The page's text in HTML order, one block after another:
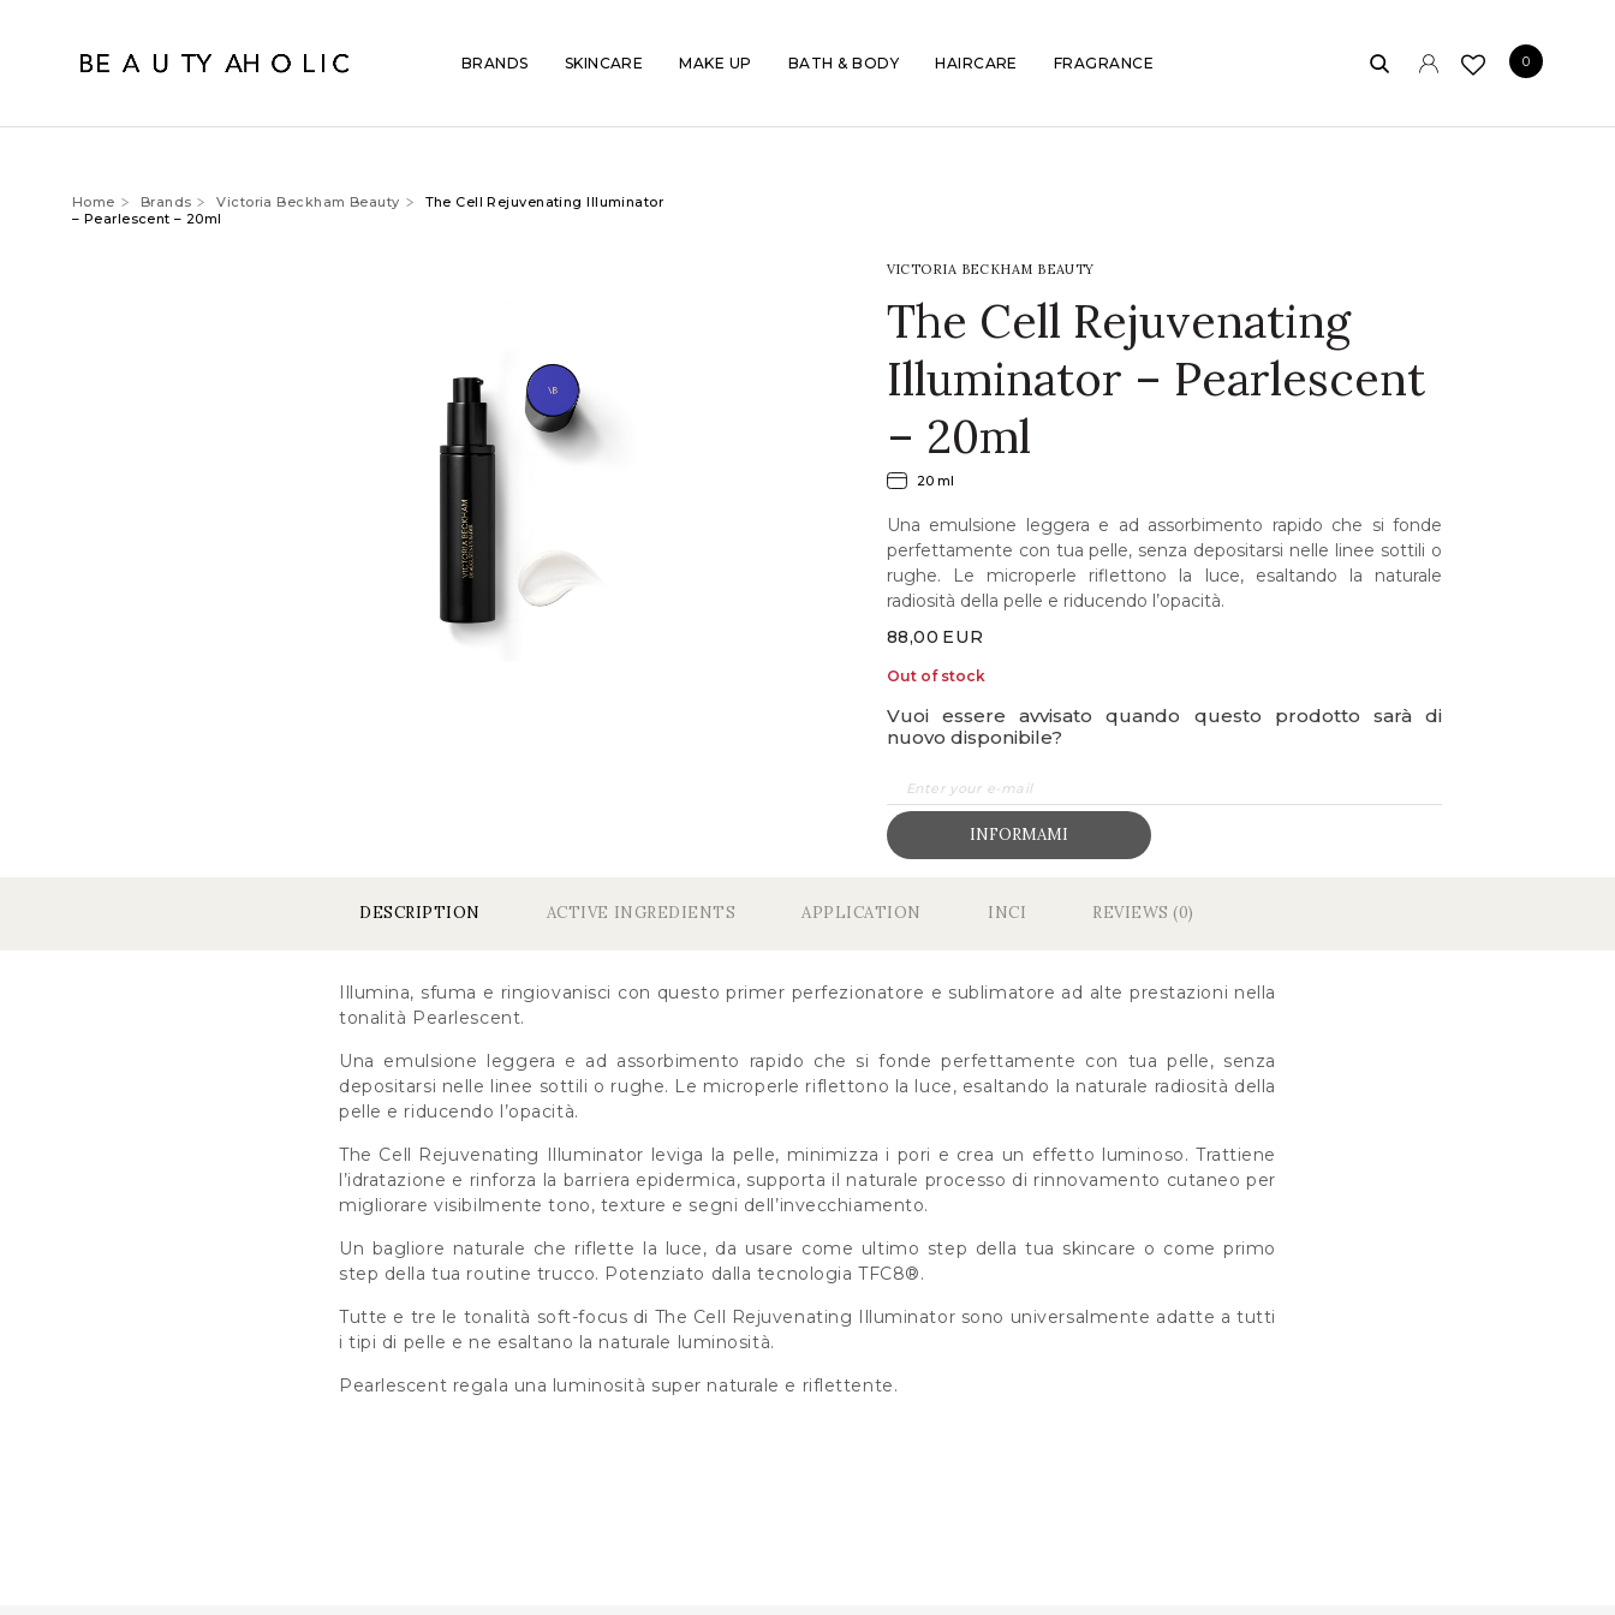
0
BRANDS SKINCARE MAKE UP BATH & BODY HAIRCARE FRAGRANCE
Home Brands Victoria Beckham Beauty
The Cell Rejuvenating Illuminator
– Pearlescent – 20ml
VICTORIA BECKHAM BEAUTY
The Cell Rejuvenating
Illuminator – Pearlescent
– 20ml
20 ml
Una emulsione leggera e ad assorbimento rapido che si fonde
perfettamente con tua pelle, senza depositarsi nelle linee sottili o
rughe. Le microperle riflettono la luce, esaltando la naturale
radiosità della pelle e riducendo l’opacità.
88,00 EUR
Out of stock
Vuoi essere avvisato quando questo prodotto sarà di
nuovo disponibile?
INFORMAMI
DESCRIPTION ACTIVE INGREDIENTS APPLICATION INCI REVIEWS (0)
Illumina, sfuma e ringiovanisci con questo primer perfezionatore e sublimatore ad alte prestazioni nella
tonalità Pearlescent.
Una emulsione leggera e ad assorbimento rapido che si fonde perfettamente con tua pelle, senza
depositarsi nelle linee sottili o rughe. Le microperle riflettono la luce, esaltando la naturale radiosità della
pelle e riducendo l’opacità.
The Cell Rejuvenating Illuminator leviga la pelle, minimizza i pori e crea un effetto luminoso. Trattiene
l’idratazione e rinforza la barriera epidermica, supporta il naturale processo di rinnovamento cutaneo per
migliorare visibilmente tono, texture e segni dell’invecchiamento.
Un bagliore naturale che riflette la luce, da usare come ultimo step della tua skincare o come primo
step della tua routine trucco. Potenziato dalla tecnologia TFC8®.
Tutte e tre le tonalità soft-focus di The Cell Rejuvenating Illuminator sono universalmente adatte a tutti
i tipi di pelle e ne esaltano la naturale luminosità.
Pearlescent regala una luminosità super naturale e riflettente.